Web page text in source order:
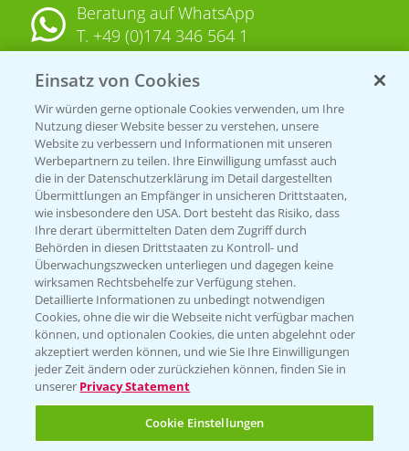
Beratung auf WhatsApp
T. +49 (0)174 346 564 1
KONTAKT
Hilfe in Notfällen
T.+49 (0)214/30-20220
Folgen Sie uns
Einsatz von Cookies
Wir würden gerne optionale Cookies verwenden, um Ihre
Nutzung dieser Website besser zu verstehen, unsere
Website zu verbessern und Informationen mit unseren
Werbepartnern zu teilen. Ihre Einwilligung umfasst auch
die in der Datenschutzerklärung im Detail dargestellten
Übermittlungen an Empfänger in unsicheren Drittstaaten,
wie insbesondere den USA. Dort besteht das Risiko, dass
Ihre derart übermittelten Daten dem Zugriff durch
Behörden in diesen Drittstaaten zu Kontroll- und
Überwachungszwecken unterliegen und dagegen keine
wirksamen Rechtsbehelfe zur Verfügung stehen.
Detaillierte Informationen zu unbedingt notwendigen
Cookies, ohne die wir die Webseite nicht verfügbar machen
können, und optionalen Cookies, die unten abgelehnt oder
akzeptiert werden können, und wie Sie Ihre Einwilligungen
jeder Zeit ändern oder zurückziehen können, finden Sie in
unserer Privacy Statement
Cookie Einstellungen